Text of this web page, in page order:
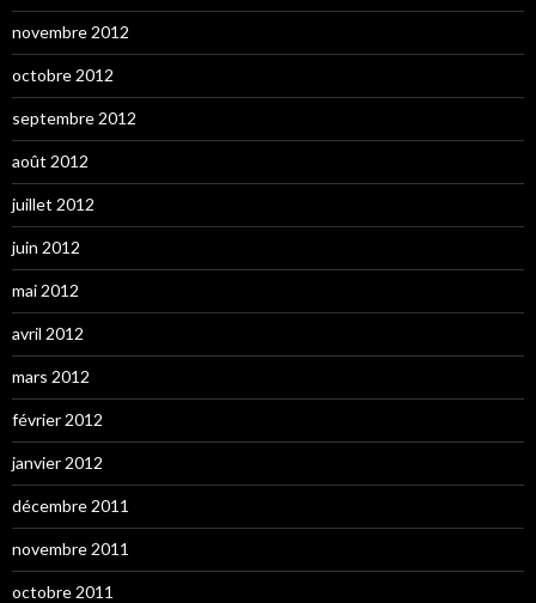
novembre 2012
octobre 2012
septembre 2012
août 2012
juillet 2012
juin 2012
mai 2012
avril 2012
mars 2012
février 2012
janvier 2012
décembre 2011
novembre 2011
octobre 2011